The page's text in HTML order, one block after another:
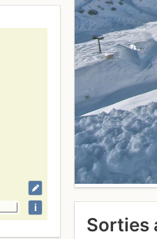
i
Sorties